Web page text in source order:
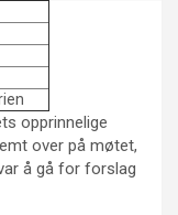
opprinnelige
over på møtet,
å gå for forslag